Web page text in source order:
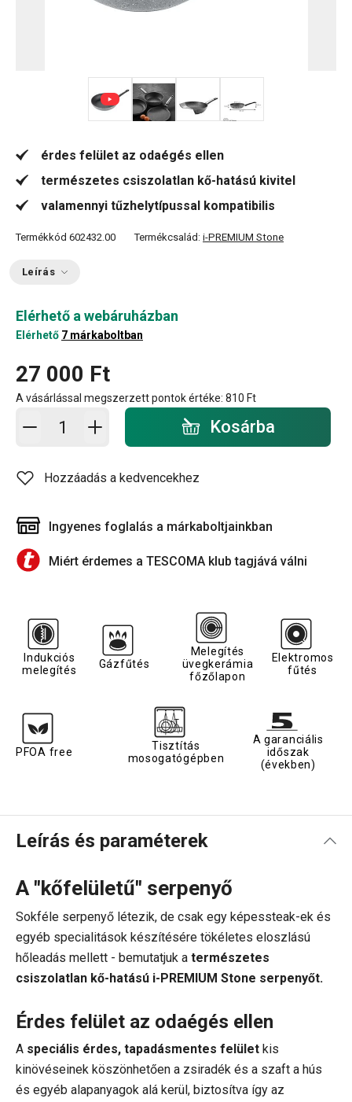
érdes felület az odaégés ellen
természetes csiszolatlan kő-hatású kivitel
valamennyi tűzhelytípussal kompatibilis
Termékkód 602432.00 Termékcsalád: i-PREMIUM Stone
Leírás
Elérhető a webáruházban
Elérhető 7 márkaboltban
27 000 Ft
A vásárlással megszerzett pontok értéke: 810 Ft
Kosárba - mennyiség Kosárba
Hozzáadás a kedvencekhez
Ingyenes foglalás a márkaboltjainkban
Miért érdemes a TESCOMA klub tagjává válni
Indukciós
melegítés
Gázfűtés
Melegítés
üvegkerámia
főzőlapon
Elektromos
fűtés
PFOA free
Tisztítás
mosogatógépben
A garanciális
időszak
(években)
Leírás és paraméterek
A "kőfelületű" serpenyő
Sokféle serpenyő létezik, de csak egy képessteak-ek és
egyéb specialitások készítésére tökéletes eloszlású
hőleadás mellett - bemutatjuk a természetes
csiszolatlan kő-hatású i-PREMIUM Stone serpenyőt.
Érdes felület az odaégés ellen
A speciális érdes, tapadásmentes felület kis
kinövéseinek köszönhetően a zsiradék és a szaft a hús
és egyéb alapanyagok alá kerül, biztosítva így az